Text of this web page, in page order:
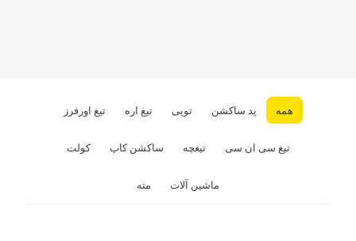
همه پد ساکشن توپی تیغ اره تیغ اورفرز
تیغ سی ان سی تیغچه ساکشن کاپ کولت
ماشین آلات مته